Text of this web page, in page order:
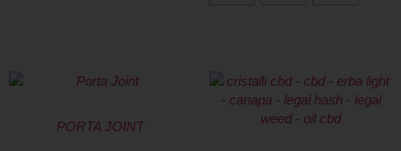
PORTA JOINT